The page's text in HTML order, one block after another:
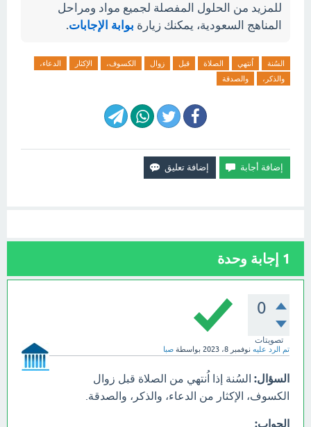
للمزيد من الحلول المفصلة لجميع مواد ومراحل
المناهج السعودية، يمكنك زيارة بوابة الإجابات.
السُنة اُنتهي الصلاة قبل زوال الكسوف، الإكثار
الدعاء،
والذكر،
والصدقة
1 إجابة وحدة
0
تصويتات
تم الرد عليه نوفمبر 8، 2023 بواسطة صبا
السؤال: السُنة إذا اُنتهي من الصلاة قبل زوال
الكسوف، الإكثار من الدعاء، والذكر، والصدقة.
الجواب: